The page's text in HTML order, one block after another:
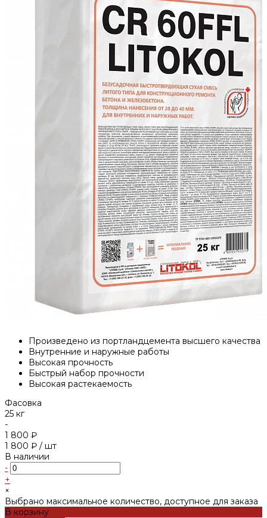
Произведено из портландцемента высшего качества
Внутренние и наружные работы
Высокая прочность
Быстрый набор прочности
Высокая растекаемость
Фасовка
25 кг
-
1 800 ₽
1 800 ₽ / шт
В наличии
-
+
×
Выбрано максимальное количество, доступное для заказа
В корзину